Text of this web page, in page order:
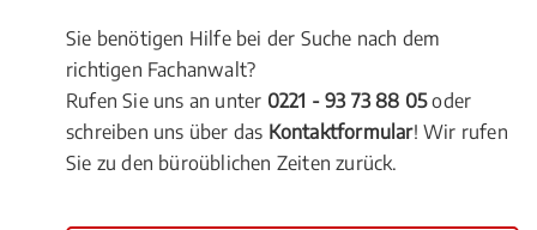
Sie benötigen Hilfe bei der Suche nach dem
richtigen Fachanwalt?
Rufen Sie uns an unter 0221 - 93 73 88 05oder
schreiben uns über das Kontaktformular! Wir rufen
Sie zu den büroüblichen Zeiten zurück.